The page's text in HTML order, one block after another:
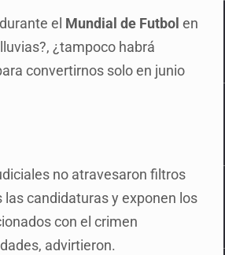
el Mundial de Futbol en
¿tampoco habrá
convertirnos solo en junio
no atravesaron filtros
candidaturas y exponen los
con el crimen
advirtieron.